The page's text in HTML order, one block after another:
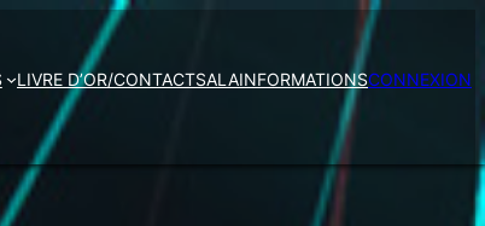
LIVRE D’OR/CONTACTSALAINFORMATIONSCONNEXION